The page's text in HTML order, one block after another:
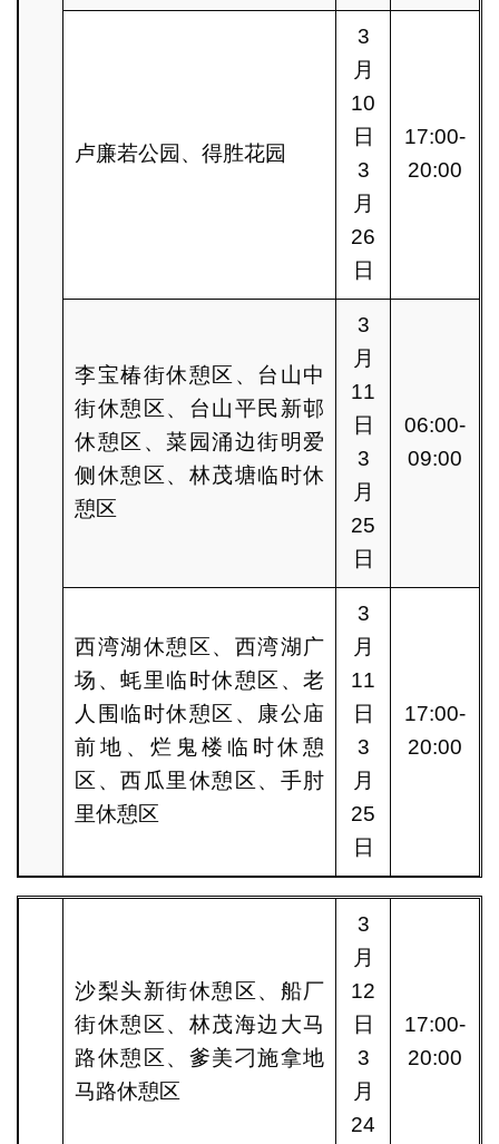
卢廉若公园、得胜花园
3
月
10
日
3
月
26
日
17:00-
20:00
李宝椿街休憩区、台山中
街休憩区、台山平民新邨
休憩区、菜园涌边街明爱
侧休憩区、林茂塘临时休
憩区
3
月
11
日
3
月
25
日
06:00-
09:00
西湾湖休憩区、西湾湖广
场、蚝里临时休憩区、老
人围临时休憩区、康公庙
前地、烂鬼楼临时休憩
区、西瓜里休憩区、手肘
里休憩区
3
月
11
日
3
月
25
日
17:00-
20:00
沙梨头新街休憩区、船厂
街休憩区、林茂海边大马
路休憩区、爹美刁施拿地
马路休憩区
3
月
12
日
3
月
24
17:00-
20:00